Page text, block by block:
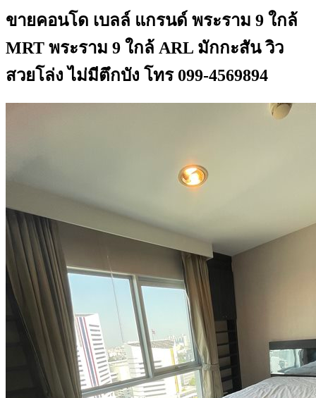
ขายคอนโด เบลล์ แกรนด์ พระราม 9 ใกล้
MRT พระราม 9 ใกล้ ARL มักกะสัน วิว
สวยโล่ง ไม่มีตึกบัง โทร 099-4569894